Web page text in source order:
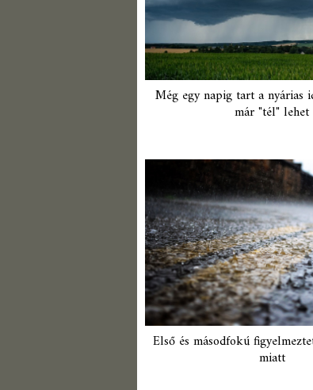
Még egy napig tart a nyárias
már "tél" lehet
Első és másodfokú
miatt